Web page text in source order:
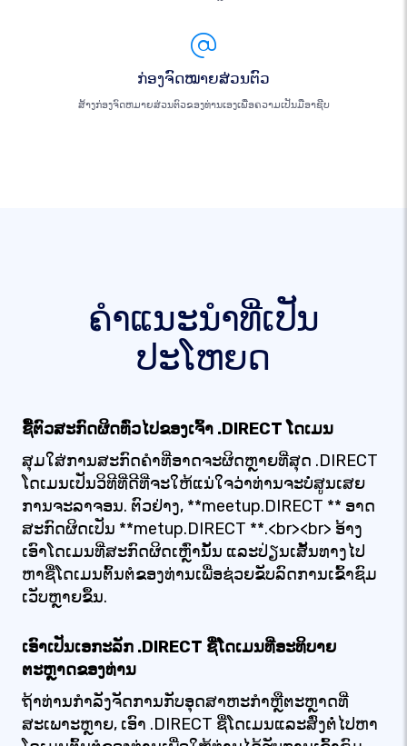
ກ່ອງຈົດໝາຍສ່ວນຕົວ
ສ້າງກ່ອງຈົດຫມາຍສ່ວນຕົວຂອງທ່ານເອງເພື່ອຄວາມເປັນມືອາຊີບ
ຄໍາແນະນໍາທີ່ເປັນ
ປະໂຫຍດ
ຊື້ຕົວສະກົດຜິດທົ່ວໄປຂອງເຈົ້າ .DIRECT ໂດເມນ
ສຸມໃສ່ການສະກົດຄໍາທີ່ອາດຈະຜິດຫຼາຍທີ່ສຸດ .DIRECT
ໂດເມນເປັນວິທີທີ່ດີທີ່ຈະໃຫ້ແນ່ໃຈວ່າທ່ານຈະບໍ່ສູນເສຍ
ການຈະລາຈອນ. ຕົວຢ່າງ, **meetup.DIRECT ** ອາດ
ສະກົດຜິດເປັນ **metup.DIRECT **.<br><br> ອ້າງ
ເອົາໂດເມນທີ່ສະກົດຜິດເຫຼົ່ານັ້ນ ແລະປ່ຽນເສັ້ນທາງໄປ
ຫາຊື່ໂດເມນຕົ້ນຕໍຂອງທ່ານເພື່ອຊ່ວຍຂັບລົດການເຂົ້າຊົມ
ເວັບຫຼາຍຂຶ້ນ.
ເອົາເປັນເອກະລັກ .DIRECT ຊື່ໂດເມນທີ່ອະທິບາຍ
ຕະຫຼາດຂອງທ່ານ
ຖ້າທ່ານກໍາລັງຈັດການກັບອຸດສາຫະກໍາຫຼືຕະຫຼາດທີ່
ສະເພາະຫຼາຍ, ເອົາ .DIRECT ຊື່ໂດເມນແລະສົ່ງຕໍ່ໄປຫາ